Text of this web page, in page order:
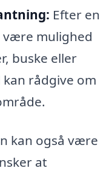
Efter en
mulighed
buske eller
rådgive om
kan også være
at